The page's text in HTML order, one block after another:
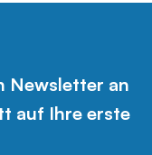
Newsletter an
auf Ihre erste